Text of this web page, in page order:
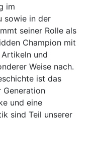
im
sowie in der
seiner Rolle als
Champion mit
und
Weise nach.
ist das
Generation
und eine
sind Teil unserer